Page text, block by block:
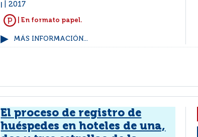
2017
| En formato papel.
MÁS INFORMACIÓN...
El proceso de registro de
huéspedes en hoteles de una,